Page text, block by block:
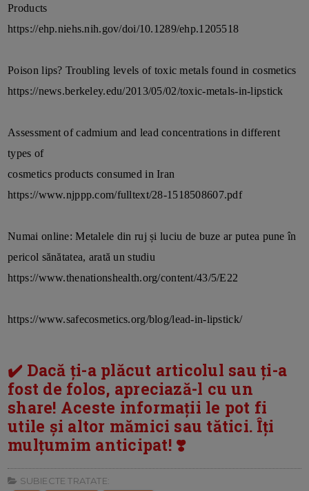
Products
https://ehp.niehs.nih.gov/doi/10.1289/ehp.1205518
Poison lips? Troubling levels of toxic metals found in cosmetics
https://news.berkeley.edu/2013/05/02/toxic-metals-in-lipstick
Assessment of cadmium and lead concentrations in different
types of
cosmetics products consumed in Iran
https://www.njppp.com/fulltext/28-1518508607.pdf
Numai online: Metalele din ruj și luciu de buze ar putea pune în
pericol sănătatea, arată un studiu
https://www.thenationshealth.org/content/43/5/E22
https://www.safecosmetics.org/blog/lead-in-lipstick/
✔️ Dacă ți-a plăcut articolul sau ți-a
fost de folos, apreciază-l cu un
share! Aceste informații le pot fi
utile și altor mămici sau tătici. Îți
mulțumim anticipat! ❣️
SUBIECTE TRATATE: